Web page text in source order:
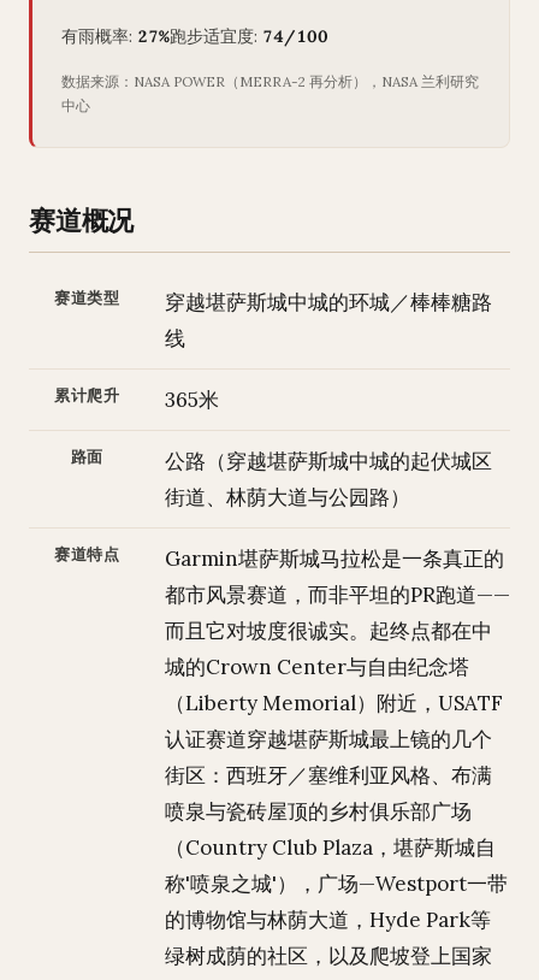
有雨概率: 27%跑步适宜度: 74/100
数据来源：NASA POWER（MERRA-2 再分析），NASA 兰利研究
中心
赛道概况
赛道类型
穿越堪萨斯城中城的环城／棒棒糖路
线
累计爬升 365米
路面
公路（穿越堪萨斯城中城的起伏城区
街道、林荫大道与公园路）
赛道特点
Garmin堪萨斯城马拉松是一条真正的
都市风景赛道，而非平坦的PR跑道——
而且它对坡度很诚实。起终点都在中
城的Crown Center与自由纪念塔
（Liberty Memorial）附近，USATF
认证赛道穿越堪萨斯城最上镜的几个
街区：西班牙／塞维利亚风格、布满
喷泉与瓷砖屋顶的乡村俱乐部广场
（Country Club Plaza，堪萨斯城自
称'喷泉之城'），广场—Westport一带
的博物馆与林荫大道，Hyde Park等
绿树成荫的社区，以及爬坡登上国家